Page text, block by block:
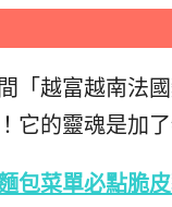
「越富越南法
！它的靈魂是加
包菜單必點脆